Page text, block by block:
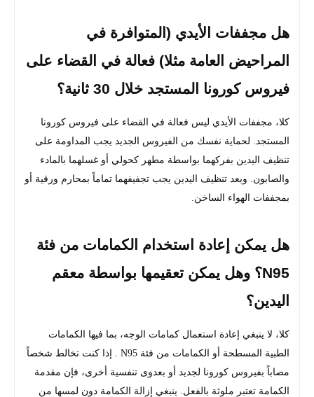
هل مجففات الأيدي (المتوافرة في
المراحيض العامة مثلا) فعالة في القضاء على
فيروس كورونا المستجد خلال 30 ثانية؟
كلا، مجففات الأيدي ليس فعالة في القضاء على فيروس كورونا
المستجد. لحماية نفسك من الفيروس الجديد يجب المداومة على
تنظيف اليدين بفركهما بواسطة مطهر كحولي أو غسلهما بالمادء
والصابون. وبعد تنظيف اليدين يجب تجفيفهما تماماً بمحارم ورقية أو
بمجففات الهواء الساخن.
هل يمكن إعادة استخدام الكمامات من فئة
N95؟ وهل يمكن تعقيمها بواسطة معقم
اليدين؟
كلا، لا ينبغي إعادة استعمال كمامات الوجه، بما فيها الكمامات
الطبية المسطحة أو الكمامات من فئة N95 . إذا كنت تخالط شخصاً
مصاباً بفيروس كورونا لجديد أو بعدوى تنفسية أخرى، فإن مقدمة
الكمامة تعتبر ملوثة بالفعل. ينبغي إزالة الكمامة دون لمسها من